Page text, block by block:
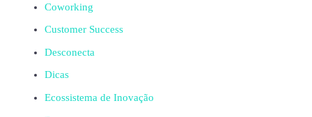
Coworking
Customer Success
Desconecta
Dicas
Ecossistema de Inovação